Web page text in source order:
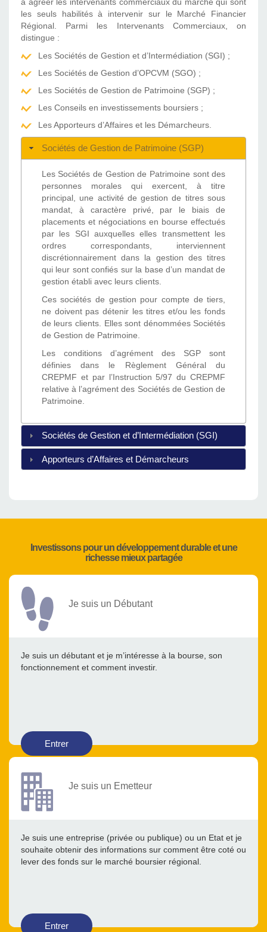
à agréer les intervenants commerciaux du marché qui sont
les seuls habilités à intervenir sur le Marché Financier
Régional. Parmi les Intervenants Commerciaux, on
distingue :
Les Sociétés de Gestion et d’Intermédiation (SGI) ;
Les Sociétés de Gestion d’OPCVM (SGO) ;
Les Sociétés de Gestion de Patrimoine (SGP) ;
Les Conseils en investissements boursiers ;
Les Apporteurs d’Affaires et les Démarcheurs.
Sociétés de Gestion de Patrimoine (SGP)
Les Sociétés de Gestion de Patrimoine sont des
personnes morales qui exercent, à titre
principal, une activité de gestion de titres sous
mandat, à caractère privé, par le biais de
placements et négociations en bourse effectués
par les SGI auxquelles elles transmettent les
ordres correspondants, interviennent
discrétionnairement dans la gestion des titres
qui leur sont confiés sur la base d’un mandat de
gestion établi avec leurs clients.
Ces sociétés de gestion pour compte de tiers,
ne doivent pas détenir les titres et/ou les fonds
de leurs clients. Elles sont dénommées Sociétés
de Gestion de Patrimoine.
Les conditions d’agrément des SGP sont
définies dans le Règlement Général du
CREPMF et par l’Instruction 5/97 du CREPMF
relative à l’agrément des Sociétés de Gestion de
Patrimoine.
Sociétés de Gestion et d’Intermédiation (SGI)
Apporteurs d’Affaires et Démarcheurs
Investissons pour un développement durable et une
richesse mieux partagée
Je suis un Débutant
Je suis un débutant et je m’intéresse à la bourse, son
fonctionnement et comment investir.
Entrer
Je suis un Emetteur
Je suis une entreprise (privée ou publique) ou un Etat et je
souhaite obtenir des informations sur comment être coté ou
lever des fonds sur le marché boursier régional.
Entrer